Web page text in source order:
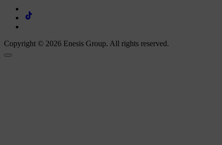
Copyright © 2026 Enesis Group. All rights reserved.